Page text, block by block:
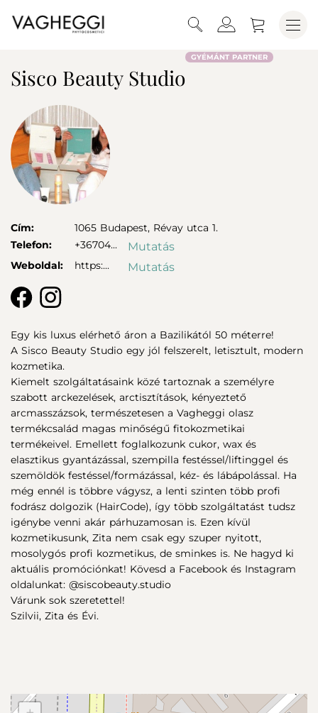
Sisco Beauty Studio
GYÉMÁNT PARTNER
Cím: 1065 Budapest, Révay utca 1.
Telefon:
+36704... Mutatás
Weboldal: https:... Mutatás
Egy kis luxus elérhető áron a Bazilikától 50 méterre!
A Sisco Beauty Studio egy jól felszerelt, letisztult, modern
kozmetika.
Kiemelt szolgáltatásaink közé tartoznak a személyre
szabott arckezelések, arctisztítások, kényeztető
arcmasszázsok, természetesen a Vagheggi olasz
termékcsalád magas minőségű fitokozmetikai
termékeivel. Emellett foglalkozunk cukor, wax és
elasztikus gyantázással, szempilla festéssel/liftinggel és
szemöldök festéssel/formázással, kéz- és lábápolással. Ha
még ennél is többre vágysz, a lenti szinten több profi
fodrász dolgozik (HairCode), így több szolgáltatást tudsz
igénybe venni akár párhuzamosan is. Ezen kívül
kozmetikusunk, Zita nem csak egy szuper nyitott,
mosolygós profi kozmetikus, de sminkes is. Ne hagyd ki
aktuális promóciónkat! Kövesd a Facebook és Instagram
oldalunkat: @siscobeauty.studio
Várunk sok szeretettel!
Szilvii, Zita és Évi.